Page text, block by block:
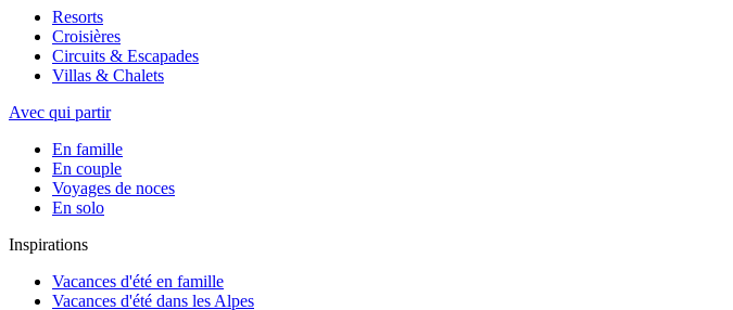
Resorts
Croisières
Circuits & Escapades
Villas & Chalets
Avec qui partir
En famille
En couple
Voyages de noces
En solo
Inspirations
Vacances d'été en famille
Vacances d'été dans les Alpes